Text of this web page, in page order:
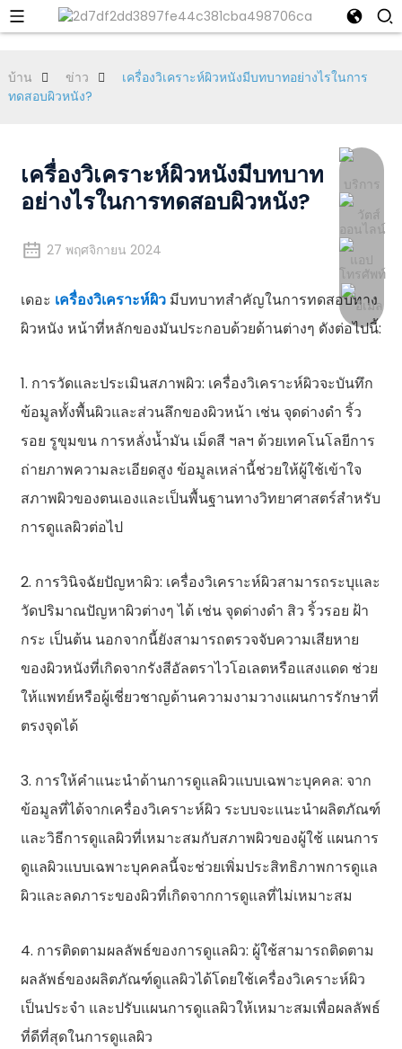
บ้าน ข่าว
เครื่องวิเคราะห์ผิวหนังมีบทบาทอย่างไรในการ
ทดสอบผิวหนัง?
เครื่องวิเคราะห์ผิวหนังมีบทบาท
อย่างไรในการทดสอบผิวหนัง?
27 พฤศจิกายน 2024
เดอะ เครื่องวิเคราะห์ผิวมีบทบาทสำคัญในการทดสอบทาง
ผิวหนัง หน้าที่หลักของมันประกอบด้วยด้านต่างๆ ดังต่อไปนี้:
1. การวัดและประเมินสภาพผิว: เครื่องวิเคราะห์ผิวจะบันทึก
ข้อมูลทั้งพื้นผิวและส่วนลึกของผิวหน้า เช่น จุดด่างดำ ริ้ว
รอย รูขุมขน การหลั่งน้ำมัน เม็ดสี ฯลฯ ด้วยเทคโนโลยีการ
ถ่ายภาพความละเอียดสูง ข้อมูลเหล่านี้ช่วยให้ผู้ใช้เข้าใจ
สภาพผิวของตนเองและเป็นพื้นฐานทางวิทยาศาสตร์สำหรับ
การดูแลผิวต่อไป
2. การวินิจฉัยปัญหาผิว: เครื่องวิเคราะห์ผิวสามารถระบุและ
วัดปริมาณปัญหาผิวต่างๆ ได้ เช่น จุดด่างดำ สิว ริ้วรอย ฝ้า
กระ เป็นต้น นอกจากนี้ยังสามารถตรวจจับความเสียหาย
ของผิวหนังที่เกิดจากรังสีอัลตราไวโอเลตหรือแสงแดด ช่วย
ให้แพทย์หรือผู้เชี่ยวชาญด้านความงามวางแผนการรักษาที่
ตรงจุดได้
3. การให้คำแนะนำด้านการดูแลผิวแบบเฉพาะบุคคล: จาก
ข้อมูลที่ได้จากเครื่องวิเคราะห์ผิว ระบบจะแนะนำผลิตภัณฑ์
และวิธีการดูแลผิวที่เหมาะสมกับสภาพผิวของผู้ใช้ แผนการ
ดูแลผิวแบบเฉพาะบุคคลนี้จะช่วยเพิ่มประสิทธิภาพการดูแล
ผิวและลดภาระของผิวที่เกิดจากการดูแลที่ไม่เหมาะสม
4. การติดตามผลลัพธ์ของการดูแลผิว: ผู้ใช้สามารถติดตาม
ผลลัพธ์ของผลิตภัณฑ์ดูแลผิวได้โดยใช้เครื่องวิเคราะห์ผิว
เป็นประจำ และปรับแผนการดูแลผิวให้เหมาะสมเพื่อผลลัพธ์
ที่ดีที่สุดในการดูแลผิว